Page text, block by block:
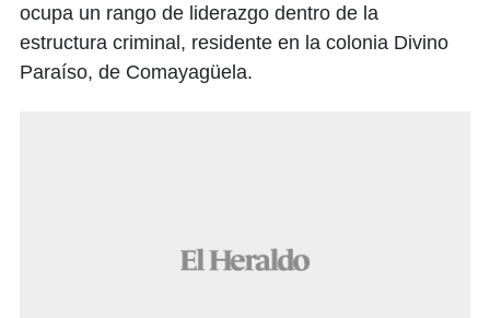
ocupa un rango de liderazgo dentro de la
estructura criminal, residente en la colonia Divino
Paraíso, de Comayagüela.